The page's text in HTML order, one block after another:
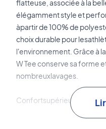
flatteuse, associée à la
élégamment style et
àpartir de 100% de
choix durable pour
l'environnement. Grâce à
W Tee conserve sa forme
nombreuxlavages.
Confortsupérieur !